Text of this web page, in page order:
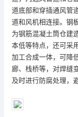
道底部和穿插通风管
道和风机相连接。钢
为钢筋混凝土筒仓建
本低等特点，还可采
加工合成一体，可降
廊、栈桥等，对焊缝
及时进行防腐处理，